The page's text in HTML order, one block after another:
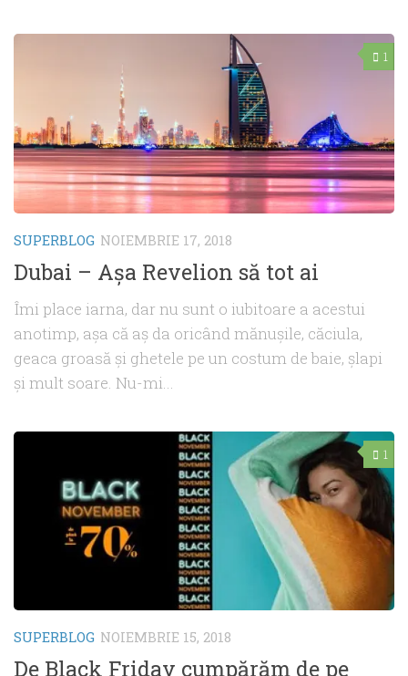
1
SUPERBLOG NOIEMBRIE 17, 2018
Dubai – Aşa Revelion să tot ai
Îmi place iarna, dar nu sunt o iubitoare a acestui
anotimp, aşa că aş da oricând mănuşile, căciula,
geaca groasă şi ghetele pe un costum de baie, şlapi
şi mult soare. Nu-mi...
1
SUPERBLOG NOIEMBRIE 15, 2018
De Black Friday cumpărăm de pe